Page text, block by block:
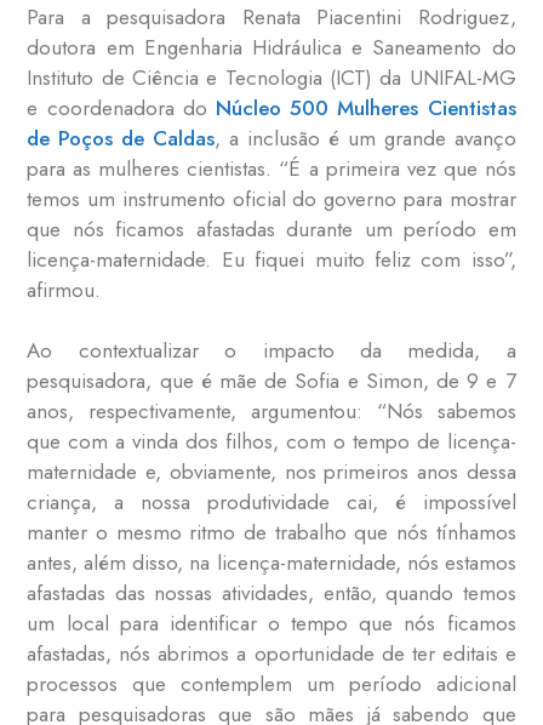
Para a pesquisadora Renata Piacentini Rodriguez,
doutora em Engenharia Hidráulica e Saneamento do
Instituto de Ciência e Tecnologia (ICT) da UNIFAL-MG
e coordenadora do Núcleo 500 Mulheres Cientistas
de Poços de Caldas, a inclusão é um grande avanço
para as mulheres cientistas. “É a primeira vez que nós
temos um instrumento oficial do governo para mostrar
que nós ficamos afastadas durante um período em
licença-maternidade. Eu fiquei muito feliz com isso”,
afirmou.
Ao contextualizar o impacto da medida, a
pesquisadora, que é mãe de Sofia e Simon, de 9 e 7
anos, respectivamente, argumentou: “Nós sabemos
que com a vinda dos filhos, com o tempo de licença-
maternidade e, obviamente, nos primeiros anos dessa
criança, a nossa produtividade cai, é impossível
manter o mesmo ritmo de trabalho que nós tínhamos
antes, além disso, na licença-maternidade, nós estamos
afastadas das nossas atividades, então, quando temos
um local para identificar o tempo que nós ficamos
afastadas, nós abrimos a oportunidade de ter editais e
processos que contemplem um período adicional
para pesquisadoras que são mães já sabendo que